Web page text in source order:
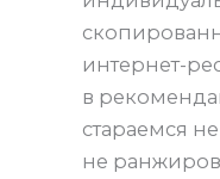
интернет-
в
стараемся
не